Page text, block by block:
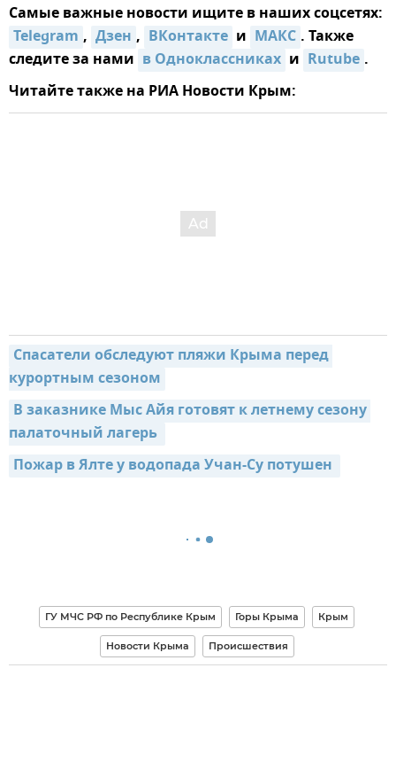
Самые важные новости ищите в наших соцсетях:
Telegram , Дзен , ВКонтакте и MAКС . Также
следите за нами в Одноклассниках и Rutube .
Читайте также на РИА Новости Крым:
Спасатели обследуют пляжи Крыма перед
курортным сезоном
В заказнике Мыс Айя готовят к летнему сезону
палаточный лагерь
Пожар в Ялте у водопада Учан-Су потушен
ГУ МЧС РФ по Республике Крым Горы Крыма Крым
Новости Крыма Происшествия